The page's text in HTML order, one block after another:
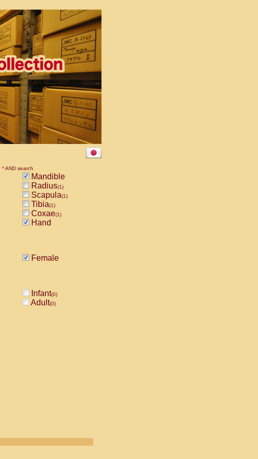
* AND search
Mandible
Radius(1)
Scapula(1)
Tibia(1)
Coxae(1)
Hand
Female
Infant(0)
Adult(0)